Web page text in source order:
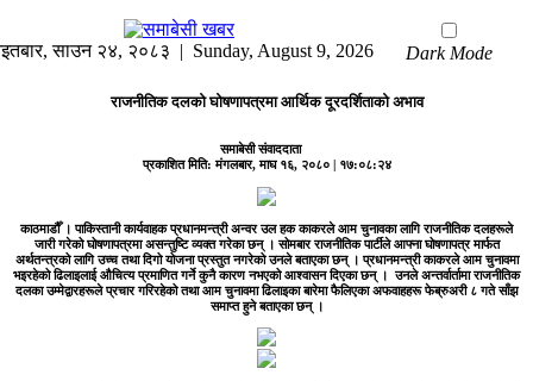
,साउन २४, २०८३ | Sunday, August 9, 2026 Dark Mode
राजनीतिक दलको घोषणापत्रमा आर्थिक दूरदर्शिताको अभाव
समाबेसी संवाददाता
प्रकाशित मिति:मंगलबार, माघ १६, २०८०| १७:०८:२४
काठमाडौँ । पाकिस्तानी कार्यवाहक प्रधानमन्त्री अन्वर उल हक काकरले आम चुनावका लागि राजनीतिक दलहरूले
जारी गरेको घोषणापत्रमा असन्तुष्टि व्यक्त गरेका छन् । सोमबार राजनीतिक पार्टीले आफ्ना घोषणापत्र मार्फत
अर्थतन्त्रको लागि उच्च तथा दिगो योजना प्रस्तुत नगरेको उनले बताएका छन् । प्रधानमन्त्री काकरले आम चुनावमा
भइरहेको ढिलाइलाई औचित्य प्रमाणित गर्ने कुनै कारण नभएको आश्वासन दिएका छन् । उनले अन्तर्वार्तामा राजनीतिक
दलका उम्मेद्वारहरूले प्रचार गरिरहेको तथा आम चुनावमा ढिलाइका बारेमा फैलिएका अफवाहहरू फेब्रुअरी ८ गते साँझ
समाप्त हुने बताएका छन् ।